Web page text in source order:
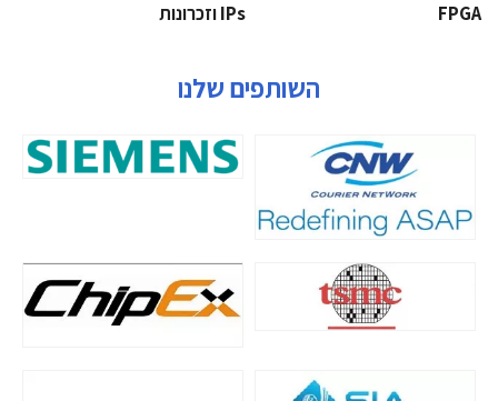
‫‪FPGA‬‬
השותפים שלנו